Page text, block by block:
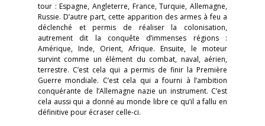
tour : Espagne, Angleterre, France, Turquie, Allemagne,
Russie. D’autre part, cette apparition des armes à feu a
déclenché et permis de réaliser la colonisation,
autrement dit la conquête d’immenses régions :
Amérique, Inde, Orient, Afrique. Ensuite, le moteur
survint comme un élément du combat, naval, aérien,
terrestre. C’est cela qui a permis de finir la Première
Guerre mondiale. C’est cela qui a fourni à l’ambition
conquérante de l’Allemagne nazie un instrument. C’est
cela aussi qui a donné au monde libre ce qu’il a fallu en
définitive pour écraser celle-ci.